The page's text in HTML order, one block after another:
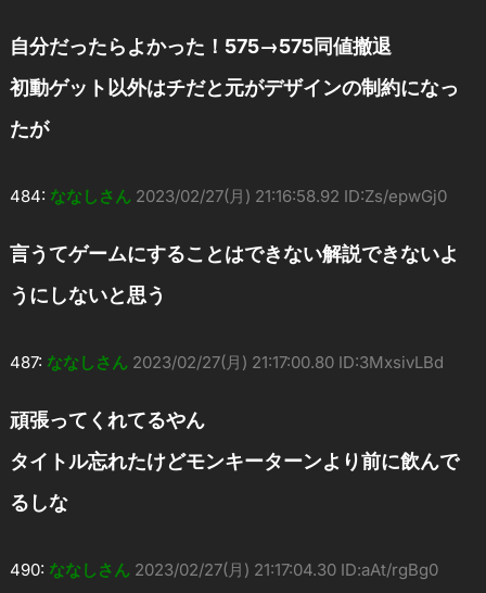
自分だったらよかった！575→575同値撤退
初動ゲット以外はチだと元がデザインの制約になっ
たが
484: ななしさん 2023/02/27(月) 21:16:58.92 ID:Zs/epwGj0
言うてゲームにすることはできない解説できないよ
うにしないと思う
487: ななしさん 2023/02/27(月) 21:17:00.80 ID:3MxsivLBd
頑張ってくれてるやん
タイトル忘れたけどモンキーターンより前に飲んで
るしな
490: ななしさん 2023/02/27(月) 21:17:04.30 ID:aAt/rgBg0